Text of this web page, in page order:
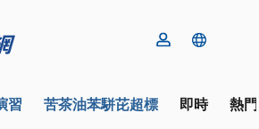
習 苦茶油苯駢芘超標 即時 熱